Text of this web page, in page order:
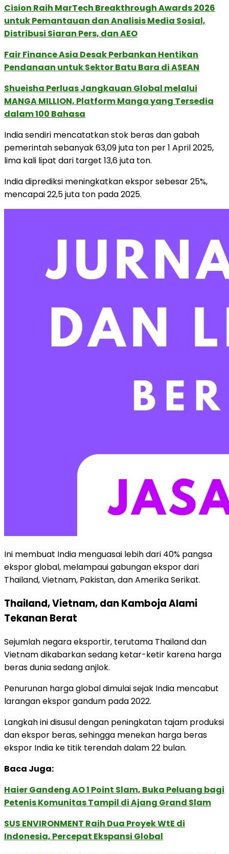
Cision Raih MarTech Breakthrough Awards 2026
untuk Pemantauan dan Analisis Media Sosial,
Distribusi Siaran Pers, dan AEO
Fair Finance Asia Desak Perbankan Hentikan
Pendanaan untuk Sektor Batu Bara di ASEAN
Shueisha Perluas Jangkauan Global melalui
MANGA MILLION, Platform Manga yang Tersedia
dalam 100 Bahasa
India sendiri mencatatkan stok beras dan gabah
pemerintah sebanyak 63,09 juta ton per 1 April 2025,
lima kali lipat dari target 13,6 juta ton.
India diprediksi meningkatkan ekspor sebesar 25%,
mencapai 22,5 juta ton pada 2025.
Ini membuat India menguasai lebih dari 40% pangsa
ekspor global, melampaui gabungan ekspor dari
Thailand, Vietnam, Pakistan, dan Amerika Serikat.
Thailand, Vietnam, dan Kamboja Alami
Tekanan Berat
Sejumlah negara eksportir, terutama Thailand dan
Vietnam dikabarkan sedang ketar-ketir karena harga
beras dunia sedang anjlok.
Penurunan harga global dimulai sejak India mencabut
larangan ekspor gandum pada 2022.
Langkah ini disusul dengan peningkatan tajam produksi
dan ekspor beras, sehingga menekan harga beras
ekspor India ke titik terendah dalam 22 bulan.
Baca Juga:
Haier Gandeng AO 1 Point Slam, Buka Peluang bagi
Petenis Komunitas Tampil di Ajang Grand Slam
SUS ENVIRONMENT Raih Dua Proyek WtE di
Indonesia, Percepat Ekspansi Global